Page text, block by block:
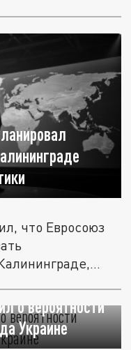
что Евросоюз
о вероятности
Украине